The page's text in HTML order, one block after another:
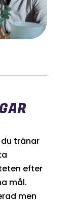
tränar
efter
mål.
men